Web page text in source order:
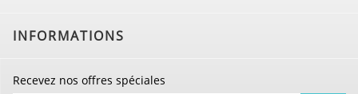
INFORMATIONS
Recevez nos offres spéciales